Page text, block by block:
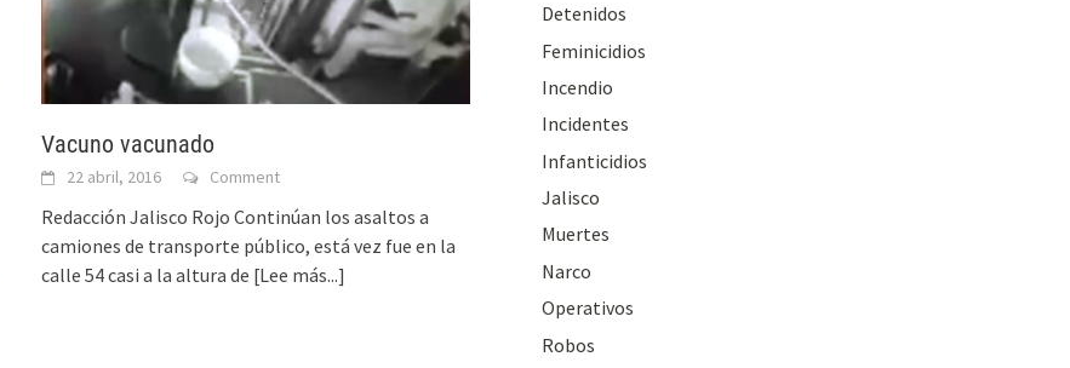
Vacuno vacunado
22 abril, 2016 Comment
Redacción Jalisco Rojo Continúan los asaltos a
camiones de transporte público, está vez fue en la
calle 54 casi a la altura de [Lee más...]
Detenidos
Feminicidios
Incendio
Incidentes
Infanticidios
Jalisco
Muertes
Narco
Operativos
Robos